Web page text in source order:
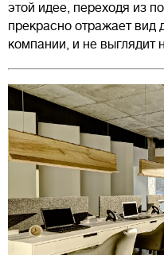
этой идее, переходя из
прекрасно отражает вид
компании, и не выглядит